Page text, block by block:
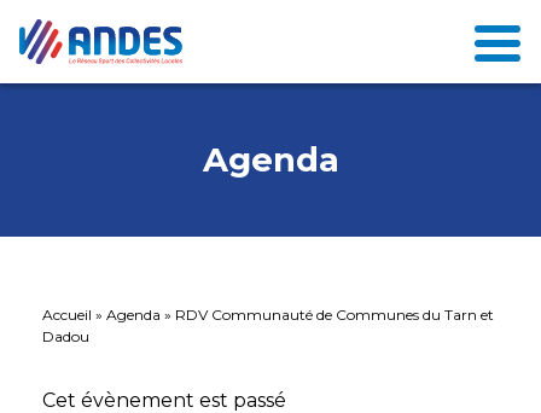
Agenda
Accueil » Agenda » RDV Communauté de Communes du Tarn et
Dadou
Cet évènement est passé